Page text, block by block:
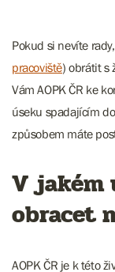
Pokud si nevíte
pracoviště) obrátit s
Vám AOPK ČR ke
úseku spadajícím
způsobem máte
V jakém
obracet
AOPK ČR je k této